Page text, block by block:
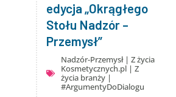
edycja „Okrągłego
Stołu Nadzór –
Przemysł”
Nadzór-Przemysł| Z życia
Kosmetycznych.pl| Z
życia branży|
#ArgumentyDoDialogu